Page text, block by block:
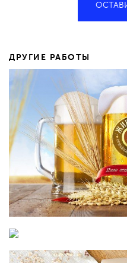
ДРУГИЕ РАБОТЫ